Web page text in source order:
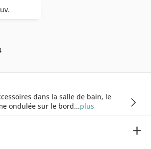
dans la salle de bain, le
ondulée sur le bord...plus